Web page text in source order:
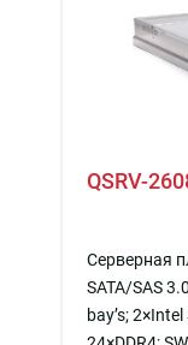
QSRV-
Серверная
SATA/SAS
bay’s;